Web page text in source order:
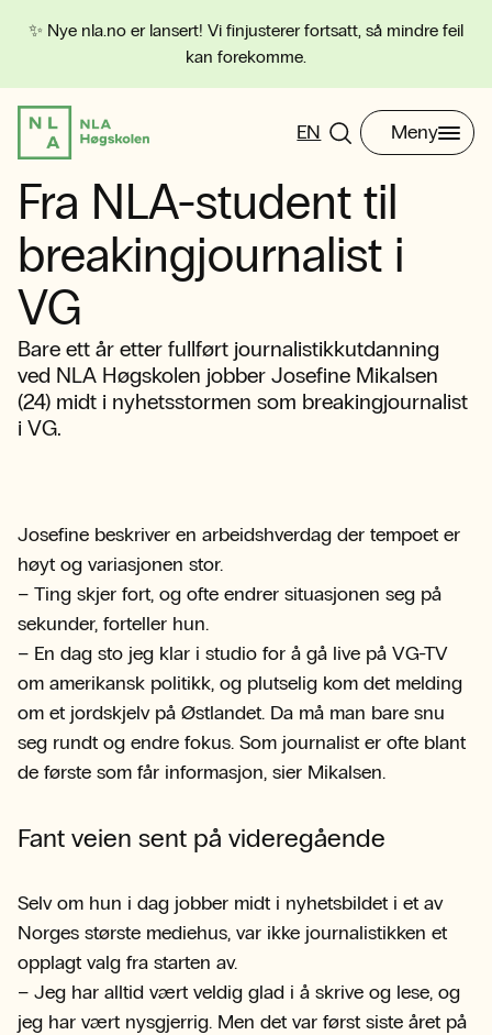
✨ Nye nla.no er lansert! Vi finjusterer fortsatt, så mindre feil
kan forekomme.
EN Meny
Fra NLA-student til
breakingjournalist i
VG
Bare ett år etter fullført journalistikkutdanning
ved NLA Høgskolen jobber Josefine Mikalsen
(24) midt i nyhetsstormen som breakingjournalist
i VG.
Josefine beskriver en arbeidshverdag der tempoet er
høyt og variasjonen stor.
– Ting skjer fort, og ofte endrer situasjonen seg på
sekunder, forteller hun.
– En dag sto jeg klar i studio for å gå live på VG-TV
om amerikansk politikk, og plutselig kom det melding
om et jordskjelv på Østlandet. Da må man bare snu
seg rundt og endre fokus. Som journalist er ofte blant
de første som får informasjon, sier Mikalsen.
Fant veien sent på videregående
Selv om hun i dag jobber midt i nyhetsbildet i et av
Norges største mediehus, var ikke journalistikken et
opplagt valg fra starten av.
– Jeg har alltid vært veldig glad i å skrive og lese, og
jeg har vært nysgjerrig. Men det var først siste året på